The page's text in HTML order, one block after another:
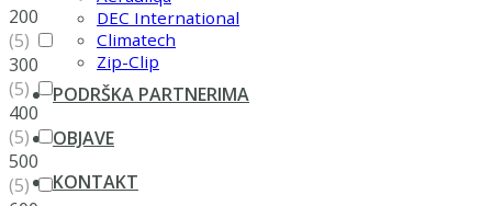
DEC International
Climatech
Zip-Clip
PODRŠKA PARTNERIMA
OBJAVE
KONTAKT
200
(5)
300
(5)
400
(5)
500
(5)